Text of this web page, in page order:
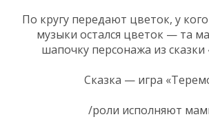
По кругу передают цветок, у
музыки остался цветок — та
шапочку персонажа из
Сказка — игра
/роли исполняют